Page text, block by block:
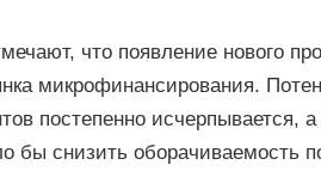
что появление нового
микрофинансирования.
постепенно исчерпывается,
бы снизить оборачиваемость